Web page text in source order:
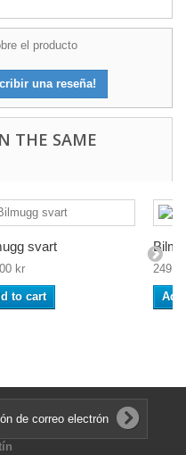
el producto
una reseña!
THE SAME
svart
kr
to cart